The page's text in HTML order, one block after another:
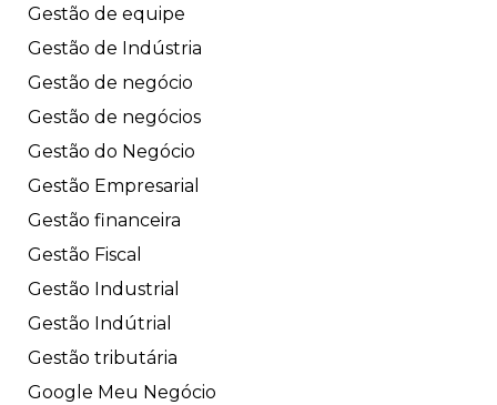
Gestão de equipe
Gestão de Indústria
Gestão de negócio
Gestão de negócios
Gestão do Negócio
Gestão Empresarial
Gestão financeira
Gestão Fiscal
Gestão Industrial
Gestão Indútrial
Gestão tributária
Google Meu Negócio